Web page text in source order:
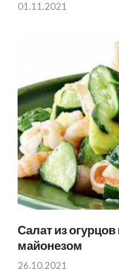
01.11.2021
Салат из
майонезом
26.10.2021